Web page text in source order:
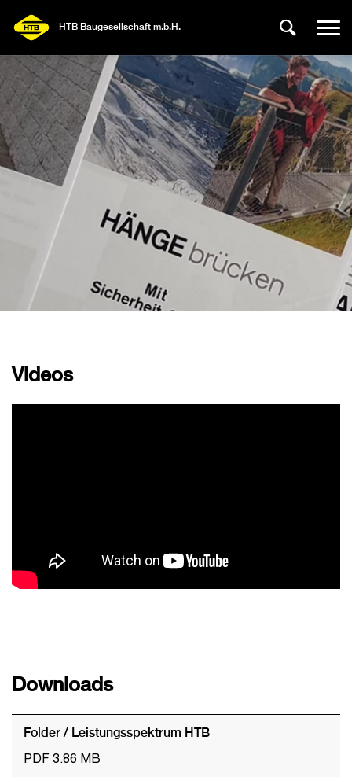
HTB Baugesellschaft m.b.H.
Videos
Downloads
Folder / Leistungsspektrum HTB
PDF 3.86 MB